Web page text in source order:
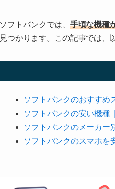
ソフトバンクでは、 手頃な機種
見つかります。この記事では、
ソフトバンクのおすすめ
ソフトバンクの安い機種
ソフトバンクのメーカー
ソフトバンクのスマホを